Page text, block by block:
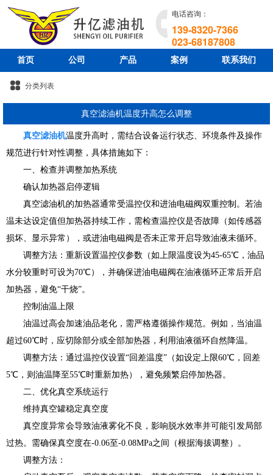
电话咨询：
139-8320-7366
023-68187808
首页 公司 产品 案例 联系我们
分类列表
真空滤油机温度升高怎么调整
真空滤油机温度升高时，需结合设备运行状态、环境条件及操作
规范进行针对性调整，具体措施如下：
一、检查并调整加热系统
确认加热器启停逻辑
真空滤油机的加热器通常受温控仪和进油电磁阀双重控制。若油
温未达设定值但加热器持续工作，需检查温控仪是否故障（如传感器
损坏、显示异常），或进油电磁阀是否未正常开启导致油液未循环。
调整方法：重新设置温控仪参数（如上限温度设为45-65℃，油品
水分较重时可设为70℃），并确保进油电磁阀在油液循环正常后开启
加热器，避免“干烧”。
控制油温上限
油温过高会加速油品老化，需严格遵循操作规范。例如，当油温
超过60℃时，应切除部分或全部加热器，利用油液循环自然降温。
调整方法：通过温控仪设置“回差温度”（如设定上限60℃，回差
5℃，则油温降至55℃时重新加热），避免频繁启停加热器。
二、优化真空系统运行
维持真空罐稳定真空度
真空度异常会导致油液雾化不良，影响脱水效率并可能引发局部
过热。需确保真空度在-0.06至-0.08MPa之间（根据海拔调整）。
调整方法：